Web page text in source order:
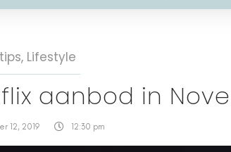
, Lifestyle
aanbod in
12, 2019 12:30 pm